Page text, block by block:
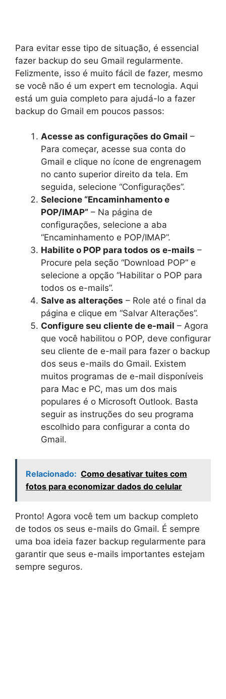
Para evitar esse tipo de situação, é essencial
fazer backup do seu Gmail regularmente.
Felizmente, isso é muito fácil de fazer, mesmo
se você não é um expert em tecnologia. Aqui
está um guia completo para ajudá-lo a fazer
backup do Gmail em poucos passos:
Acesse as configurações do Gmail –
Para começar, acesse sua conta do
Gmail e clique no ícone de engrenagem
no canto superior direito da tela. Em
seguida, selecione “Configurações”.
Selecione “Encaminhamento e
POP/IMAP” – Na página de
configurações, selecione a aba
“Encaminhamento e POP/IMAP”.
Habilite o POP para todos os e-mails –
Procure pela seção “Download POP” e
selecione a opção “Habilitar o POP para
todos os e-mails”.
Salve as alterações – Role até o final da
página e clique em “Salvar Alterações”.
Configure seu cliente de e-mail – Agora
que você habilitou o POP, deve configurar
seu cliente de e-mail para fazer o backup
dos seus e-mails do Gmail. Existem
muitos programas de e-mail disponíveis
para Mac e PC, mas um dos mais
populares é o Microsoft Outlook. Basta
seguir as instruções do seu programa
escolhido para configurar a conta do
Gmail.
Relacionado: Como desativar tuites com
fotos para economizar dados do celular
Pronto! Agora você tem um backup completo
de todos os seus e-mails do Gmail. É sempre
uma boa ideia fazer backup regularmente para
garantir que seus e-mails importantes estejam
sempre seguros.